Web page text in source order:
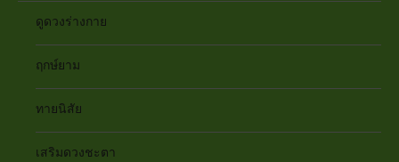
ดูดวงร่างกาย
ฤกษ์ยาม
ทายนิสัย
เสริมดวงชะตา